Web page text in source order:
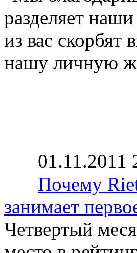
разделяет
из вас скорбят
нашу личную
01.11.2011
Почему
занимает
Четвертый